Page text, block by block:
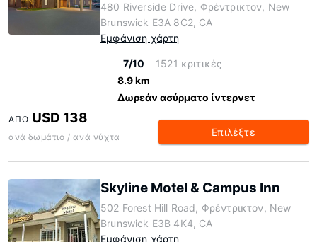
480 Riverside Drive, Φρέντρικτον, New
Brunswick E3A 8C2, CA
Εμφάνιση χάρτη
7/10
1521 κριτικές
8.9 km
Δωρεάν ασύρματο ίντερνετ
ΑΠΌ USD 138
ανά δωμάτιο / ανά νύχτα Επιλέξτε
Skyline Motel & Campus Inn
502 Forest Hill Road, Φρέντρικτον, New
Brunswick E3B 4K4, CA
Εμφάνιση χάρτη